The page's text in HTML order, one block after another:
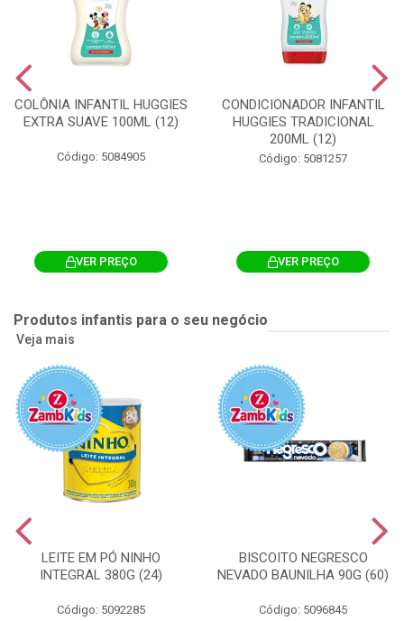
COLÔNIA INFANTIL HUGGIES
EXTRA SUAVE 100ML (12)
Código: 5084905
VER PREÇO
CONDICIONADOR INFANTIL
HUGGIES TRADICIONAL
200ML (12)
Código: 5081257
VER PREÇO
Produtos infantis para o seu negócio
Veja mais
LEITE EM PÓ NINHO
INTEGRAL 380G (24)
Código: 5092285
BISCOITO NEGRESCO
NEVADO BAUNILHA 90G (60)
Código: 5096845